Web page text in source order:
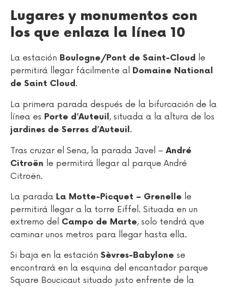
Lugares y monumentos con
los que enlaza la línea 10
La estación Boulogne/Pont de Saint-Cloud le
permitirá llegar fácilmente al Domaine National
de Saint Cloud.
La primera parada después de la bifurcación de la
línea es Porte d’Auteuil, situada a la altura de los
jardines de Serres d’Auteuil.
Tras cruzar el Sena, la parada Javel – André
Citroën le permitirá llegar al parque André
Citroën.
La parada La Motte-Picquet – Grenelle le
permitirá llegar a la torre Eiffel. Situada en un
extremo del Campo de Marte, solo tendrá que
caminar unos metros para llegar hasta ella.
Si baja en la estación Sèvres-Babylone se
encontrará en la esquina del encantador parque
Square Boucicaut situado justo enfrente de la